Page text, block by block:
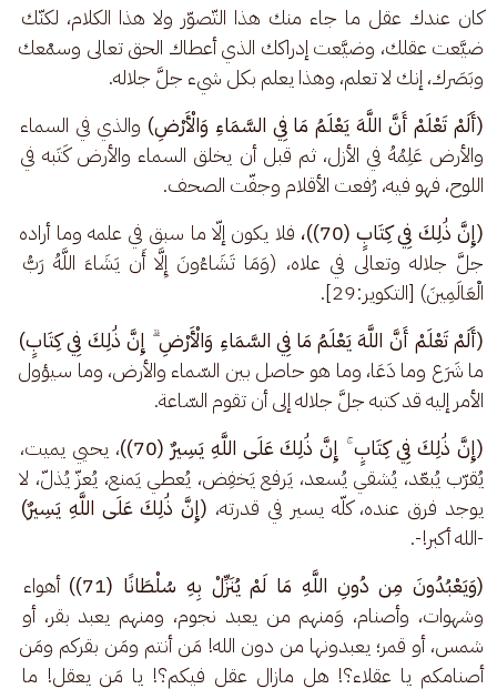
كان عندك عقل ما جاء منك هذا التّصوّر ولا هذا الكلام، لكنّك
ضيَّعت عقلك، وضيَّعت إدراكك الذي أعطاك الحق تعالى وسمْعك
وبَصَرك، إنك لا تعلم، وهذا يعلم بكل شيء جلَّ جلاله.
(أَلَمْ تَعْلَمْ أَنَّ اللَّهَ يَعْلَمُ مَا فِي السَّمَاءِ وَالْأَرْضِ) والذي في السماء
والأرض عَلِمُهُ في الأزل، ثم قبل أن يخلق السماء والأرض كَتَبه في
اللوح، فهو فيه، رُفعت الأقلام وجفّت الصحف.
(إِنَّ ذَٰلِكَ فِي كِتَابٍ (70))،
فلا يكون إلّا ما سبق في علمه وما أراده
جلَّ جلاله وتعالى في علاه، (وَمَا تَشَاءُونَ إِلَّا أَن يَشَاءَ اللَّهُ رَبُّ
الْعَالَمِينَ) [التكوير:29].
(أَلَمْ تَعْلَمْ أَنَّ اللَّهَ يَعْلَمُ مَا فِي السَّمَاءِ وَالْأَرْضِ ۗ إِنَّ ذَٰلِكَ فِي كِتَابٍ)
ما شَرَع وما دَعَا، وما هو حاصل بين السّماء والأرض، وما سيؤول
الأمر إليه قد كتبه جلَّ جلاله إلى أن تقوم السّاعة.
(إِنَّ ذَٰلِكَ فِي كِتَابٍ ۚ إِنَّ ذَٰلِكَ عَلَى اللَّهِ يَسِيرٌ (70))
، يحيي يميت،
يُقرّب يُبعّد، يُشقي يُسعد، يَرفع يَخفِض، يُعطي يَمنع، يُعزّ يُذلّ، لا
يوجد فرق عنده، كلّه يسير في قدرته، (إِنَّ ذَٰلِكَ عَلَى اللَّهِ يَسِيرٌ)
-الله أكبر!-.
(وَيَعْبُدُونَ مِن دُونِ اللَّهِ مَا لَمْ يُنَزِّلْ بِهِ سُلْطَانًا (71))
أهواء
وشهوات، وأصنام، وَمنهم من يعبد نجوم، ومنهم يعبد بقر، أو
شمس، أو قمر؛ يعبدونها من دون الله! مَن أنتم ومَن بقركم ومَن
أصنامكم يا عقلاء؟! هل مازال عقل فيكم؟! يا مَن يعقل! ما